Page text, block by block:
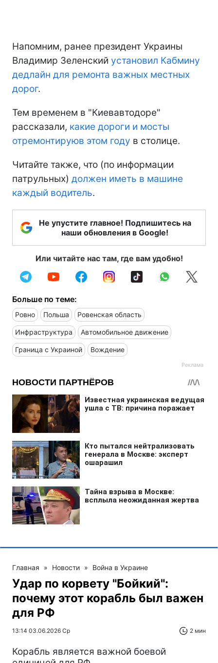
Напомним, ранее президент Украины
Владимир Зеленский установил Кабмину
дедлайн для ремонта важных местных
дорог.
Тем временем в "Киевавтодоре"
рассказали, какие дороги и мосты
отремонтируюв этом году в столице.
Читайте также, что (по информации
патрульных) должен иметь в машине
каждый водитель.
Не упустите главное! Подпишитесь на
наши обновления в Google!
Или читайте нас там, где вам удобно!
Больше по теме:
Ровно Польша Ровенская область
Инфраструктура Автомобильное движение
Граница с Украиной Вождение
Главная » Новости » Война в Украине
Удар по корвету "Бойкий":
почему этот корабль был важен
для РФ
13:14 03.06.2026 Ср 2 мин
Корабль является важной боевой